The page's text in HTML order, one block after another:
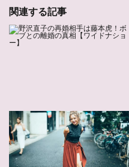
関連する記事